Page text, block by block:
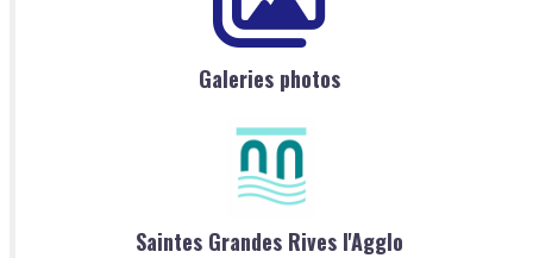
Galeries photos
Saintes Grandes Rives l'Agglo